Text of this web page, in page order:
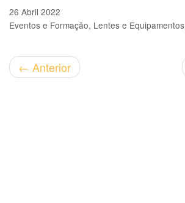
26 Abril 2022
Eventos e Formação Lentes e Equipamentos
← Anterior